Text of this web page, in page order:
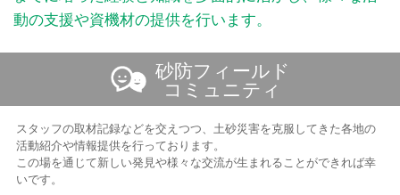
動の支援や資機材の提供を行います。
砂防フィールド
コミュニティ
スタッフの取材記録などを交えつつ、土砂災害を克服してきた各地の
活動紹介や情報提供を行っております。
この場を通じて新しい発見や様々な交流が生まれることができれば幸
いです。